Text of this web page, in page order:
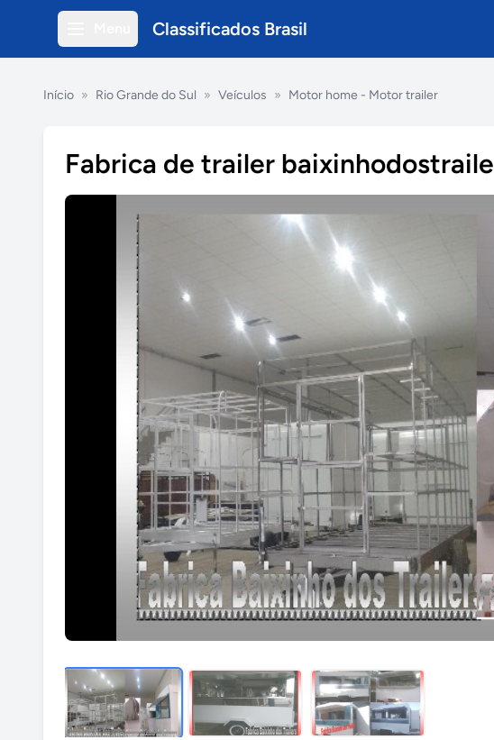
Classificados Brasil
Início » Rio Grande do Sul » Veículos » Motor home - Motor trailer
Fabrica de trailer